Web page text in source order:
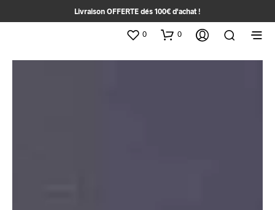
Livraison OFFERTE dés 100€ d'achat !
0 0